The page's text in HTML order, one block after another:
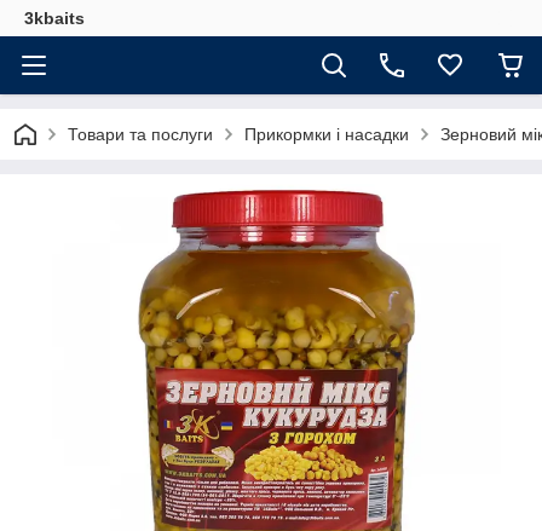
3kbaits
Товари та послуги Прикормки і насадки Зерновий